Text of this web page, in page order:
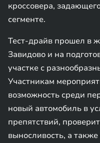
кроссовера,
сегменте.
Тест-драйв прошел в
Завидово и на
участке с
Участникам
возможность среди
новый автомобиль в
препятствий,
выносливость, а